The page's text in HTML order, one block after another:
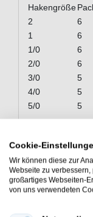
Hakengröße
2
6
1
6
1/0
6
2/0
6
3/0
5
4/0
5
5/0
5
Angeln mit der
Methode
Cookie-
Wir können diese zur
Webseite zu
großartiges Webseiten-
von uns verwendeten